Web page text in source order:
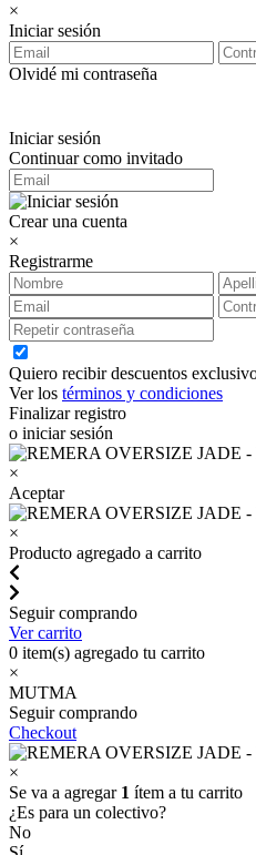
×
Iniciar sesión
Olvidé mi contraseña
Iniciar sesión
Continuar como invitado
Crear una cuenta
×
Registrarme
Quiero recibir descuentos
Ver los términos y condiciones
Finalizar registro
o iniciar sesión
×
Aceptar
×
Producto agregado a carrito
Seguir comprando
Ver carrito
0 item(s) agregado tu carrito
×
MUTMA
Seguir comprando
Checkout
×
Se va a agregar 1 ítem a tu carrito
¿Es para un colectivo?
No